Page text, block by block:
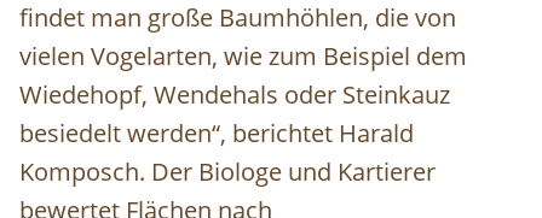
findet man große Baumhöhlen, die von
vielen Vogelarten, wie zum Beispiel dem
Wiedehopf, Wendehals oder Steinkauz
besiedelt werden“, berichtet Harald
Komposch. Der Biologe und Kartierer
bewertet Flächen nach